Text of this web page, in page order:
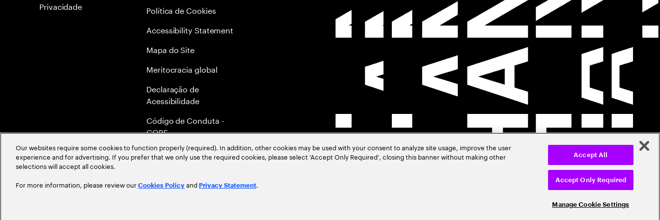
Privacidade
Política de Cookies
Accessibility Statement
Mapa do Site
Meritocracia global
Declaração de
Acessibilidade
Código de Conduta -
COBE
Canal de Denúncia –
Ethics Helpline
©2026Accenture. All Rights Reserved.
Our websites require some cookies to function properly (required). In addition, other cookies may be used with your consent to analyze site usage, improve the user
experience and for advertising. If you prefer that we only use the required cookies, please select ‘Accept Only Required’, closing this banner without making other
selections will accept all cookies.
For more information, please review our Cookies Policy and Privacy Statement.
Manage Cookie Settings
Accept Only Required
Accept All